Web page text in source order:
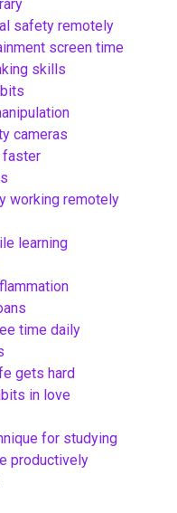
safety remotely
screen time
skills
cameras
faster
working remotely
learning
time daily
gets hard
in love
for studying
productively